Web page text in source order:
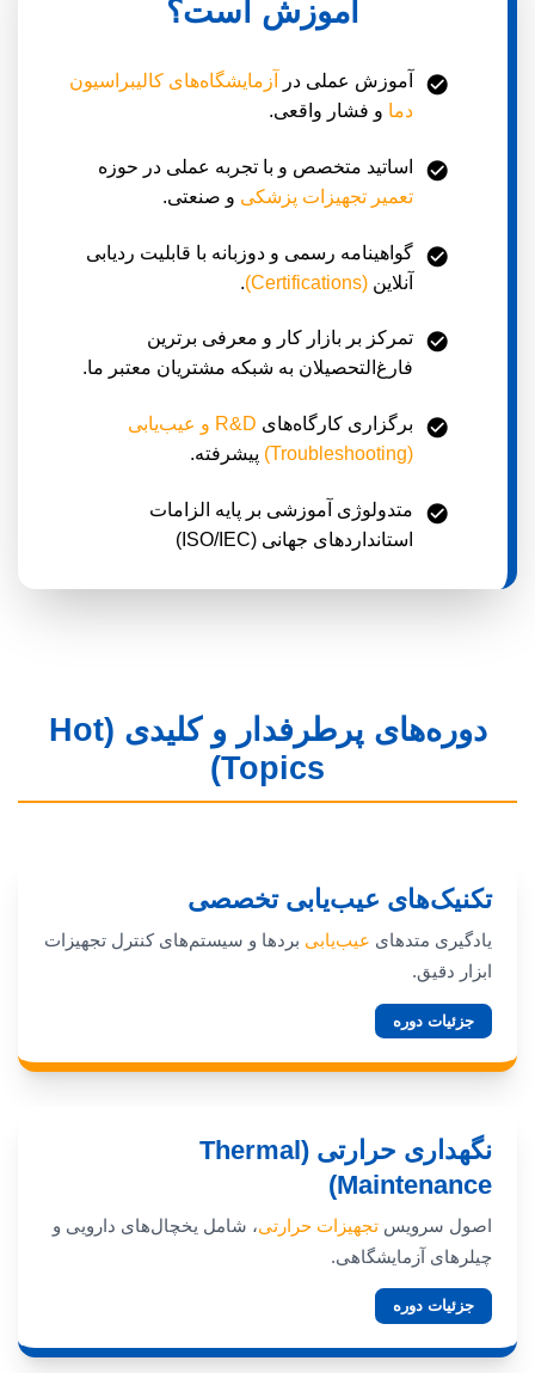
آموزش است؟
آموزش عملی در آزمایشگاه‌های کالیبراسیون
دما و فشار واقعی.
اساتید متخصص و با تجربه عملی در حوزه
تعمیر تجهیزات پزشکی و صنعتی.
گواهینامه رسمی و دوزبانه با قابلیت ردیابی
آنلاین (Certifications)
تمرکز بر بازار کار و معرفی برترین
فارغ‌التحصیلان به شبکه مشتریان معتبر ما.
برگزاری کارگاه‌های
R&D و عیب‌یابی
(Troubleshooting)
پیشرفته.
متدولوژی آموزشی بر پایه الزامات
استانداردهای جهانی (ISO/IEC)
دوره‌های پرطرفدار و کلیدی (Hot
Topics)
تکنیک‌های عیب‌یابی تخصصی
یادگیری متدهای عیب‌یابی بردها و سیستم‌های کنترل تجهیزات
ابزار دقیق.
جزئیات دوره
نگهداری حرارتی (Thermal
Maintenance)
اصول سرویستجهیزات حرارتی، شامل یخچال‌های دارویی و
چیلرهای آزمایشگاهی.
جزئیات دوره